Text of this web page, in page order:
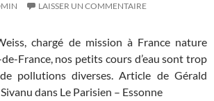
LAISSER UN COMMENTAIRE
chargé de mission à France nature
France, nos petits cours d’eau sont trop
pollutions diverses. Article de Gérald
u dans Le Parisien – Essonne